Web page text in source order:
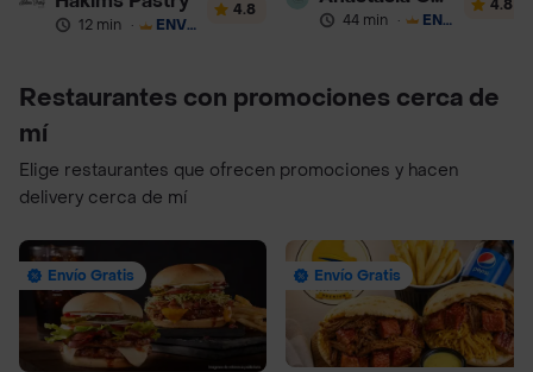
12 min · ENVÍO GRATIS
4.8
44 min · ENVÍO GRATIS
4.8
Restaurantes con promociones cerca de
mí
Elige restaurantes que ofrecen promociones y hacen
delivery cerca de mí
Envío Gratis Envío Gratis